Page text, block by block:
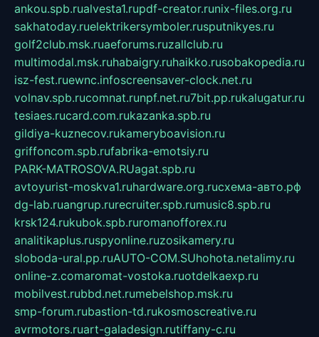
ankou.spb.rualvesta1.rupdf-creator.runix-files.org.ru
sakhatoday.ruelektrikersymboler.rusputnikyes.ru
golf2club.msk.ruaeforums.ruzallclub.ru
multimodal.msk.ruhabaigry.ruhaikko.rusobakopedia.ru
isz-fest.ruewnc.infoscreensaver-clock.net.ru
volnav.spb.rucomnat.runpf.net.ru7bit.pp.rukalugatur.ru
tesiaes.rucard.com.rukazanka.spb.ru
gildiya-kuznecov.rukameryboavision.ru
griffoncom.spb.rufabrika-emotsiy.ru
PARK-MATROSOVA.RUagat.spb.ru
avtoyurist-moskva1.ruhardware.org.ruсхема-авто.рф
dg-lab.ruangrup.rurecruiter.spb.rumusic8.spb.ru
krsk124.rukubok.spb.ruromanofforex.ru
analitikaplus.ruspyonline.ruzosikamery.ru
sloboda-ural.pp.ruAUTO-COM.SUhohota.netalimy.ru
online-z.comaromat-vostoka.ruotdelkaexp.ru
mobilvest.rubbd.net.rumebelshop.msk.ru
smp-forum.rubastion-td.rukosmoscreative.ru
avrmotors.ruart-galadesign.rutiffany-c.ru